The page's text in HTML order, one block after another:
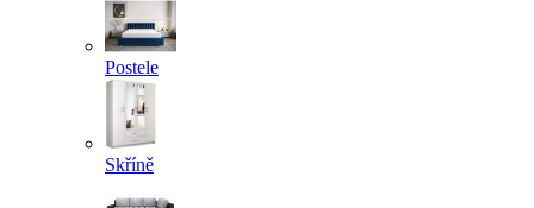
Postele
Skříně